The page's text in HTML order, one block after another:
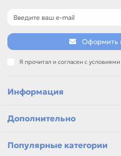
для CANON Pixma 4200 ND,
iP3600 / 4600 CLI-520/521 (Hi-
позиции по названию, артикулу
Если нужен близкий вариант,
расходники для дома,
Если параметры в карточке
ремонта, заправки, печати или
запаса.
Оформить
Я прочитал и согласен с условиями
Информация
Дополнительно
Популярные категории